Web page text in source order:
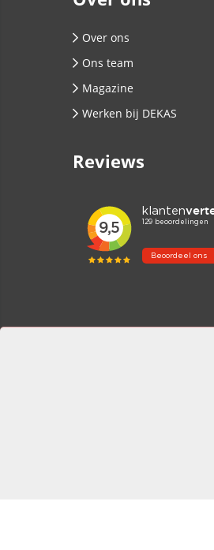
Over ons
Ons team
Magazine
Werken bij DEKAS
Reviews